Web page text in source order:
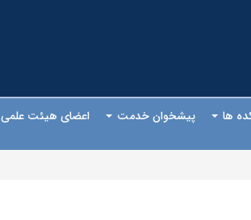
ها پیشخوان خدمت اعضای هیئت علمی